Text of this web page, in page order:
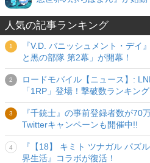
人気の記事ランキング
『V.D. バニッシュメント・デイ
と黒の部隊 第2幕」が開幕！
ロードモバイル【ニュース】:
「1RP」登場！撃破数ランキン
『千銃士』の事前登録者数が70
Twitterキャンペーンも開催中!!
『【18】 キミト ツナガル パズ
界生活』コラボが復活！